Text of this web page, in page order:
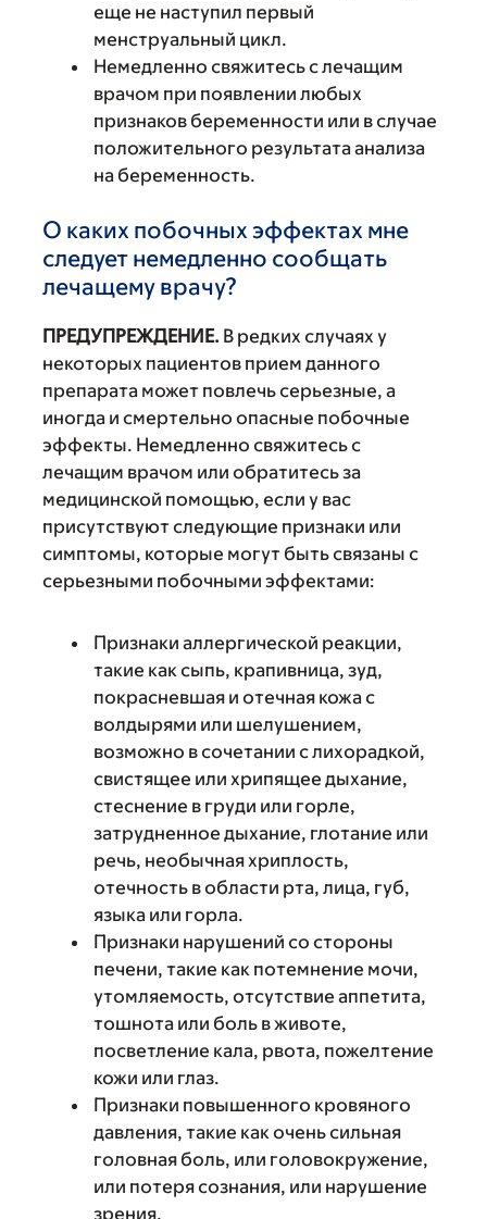
еще не наступил первый
менструальный цикл.
Немедленно свяжитесь с лечащим
врачом при появлении любых
признаков беременности или в случае
положительного результата анализа
на беременность.
О каких побочных эффектах мне
следует немедленно сообщать
лечащему врачу?
ПРЕДУПРЕЖДЕНИЕ. В редких случаях у
некоторых пациентов прием данного
препарата может повлечь серьезные, а
иногда и смертельно опасные побочные
эффекты. Немедленно свяжитесь с
лечащим врачом или обратитесь за
медицинской помощью, если у вас
присутствуют следующие признаки или
симптомы, которые могут быть связаны с
серьезными побочными эффектами:
Признаки аллергической реакции,
такие как сыпь, крапивница, зуд,
покрасневшая и отечная кожа с
волдырями или шелушением,
возможно в сочетании с лихорадкой,
свистящее или хрипящее дыхание,
стеснение в груди или горле,
затрудненное дыхание, глотание или
речь, необычная хриплость,
отечность в области рта, лица, губ,
языка или горла.
Признаки нарушений со стороны
печени, такие как потемнение мочи,
утомляемость, отсутствие аппетита,
тошнота или боль в животе,
посветление кала, рвота, пожелтение
кожи или глаз.
Признаки повышенного кровяного
давления, такие как очень сильная
головная боль, или головокружение,
или потеря сознания, или нарушение
зрения.